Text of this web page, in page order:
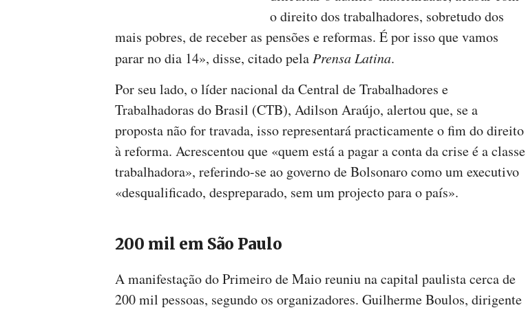
o direito dos trabalhadores, sobretudo dos
mais pobres, de receber as pensões e reformas. É por isso que vamos
parar no dia 14», disse, citado pelaPrensa Latina.
Por seu lado, o líder nacional da Central de Trabalhadores e
Trabalhadoras do Brasil (CTB), Adilson Araújo, alertou que, se a
proposta não for travada, isso representará practicamente o fim do direito
à reforma. Acrescentou que «quem está a pagar a conta da crise é a classe
trabalhadora», referindo-se ao governo de Bolsonaro como um executivo
«desqualificado, despreparado, sem um projecto para o país».
200 mil em São Paulo
A manifestação do Primeiro de Maio reuniu na capital paulista cerca de
200 mil pessoas, segundo os organizadores. Guilherme Boulos, dirigente